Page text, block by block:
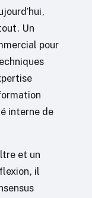
Un
pour
interne de
et un
il